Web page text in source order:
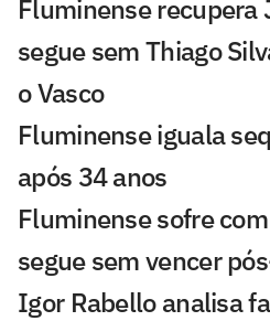
Fluminense recupera
segue sem Thiago
o Vasco
Fluminense iguala
após 34 anos
Fluminense sofre
segue sem vencer
Igor Rabello analisa